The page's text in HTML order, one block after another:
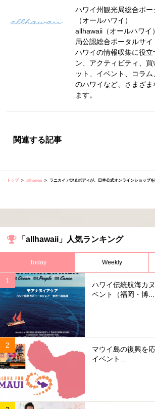
ハワイ州観光局総合ポ
（オールハワイ）
allhawaii（オールハワイ
局公認総合ポータルサイ
ハワイの情報収集に役
ン、アクティビティ、
ット、イベント、コラ
のハワイなど、さまざ
ます。
関連する記事
トップ allhawaii ラニカイ バス&ボディが、日本公式オンラインショップ
「allhawaii」人気ランキング
Today Weekly
ハワイ伝統航海カ
ベント（福岡・博...
マウイ島の復興を
イベント...